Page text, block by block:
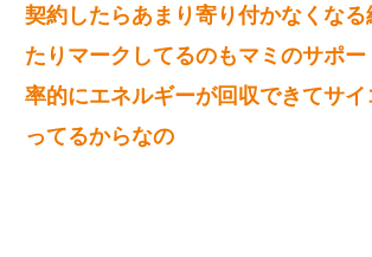
契約したらあまり寄り付かなくなる
たりマークしてるのもマミのサポ
率的にエネルギーが回収できてサ
ってるからなの